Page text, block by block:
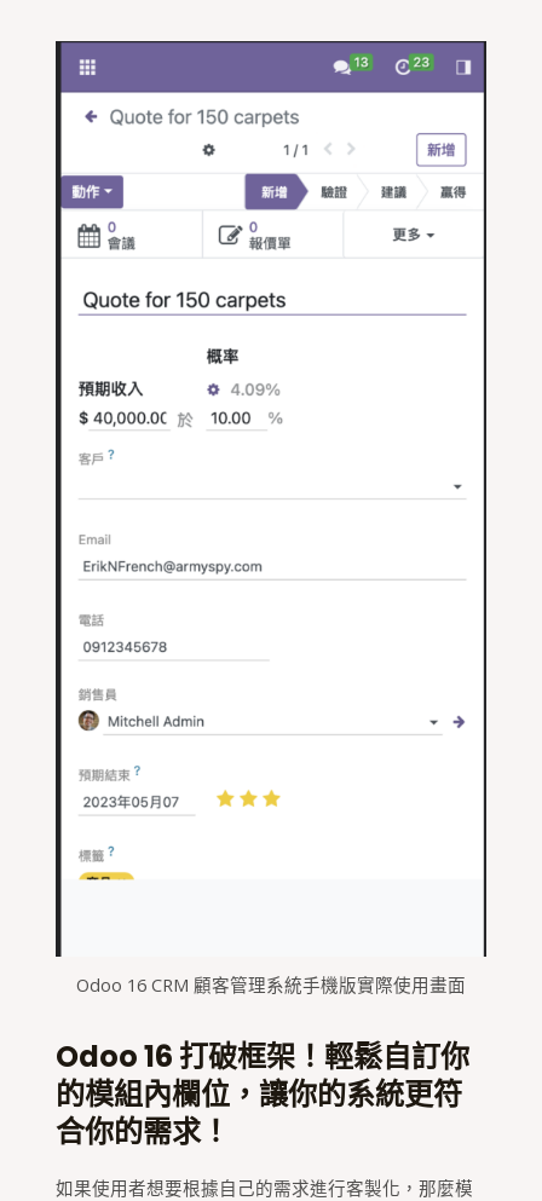
Odoo 16 CRM 顧客管理系統手機版實際使用畫面
Odoo 16 打破框架！輕鬆自訂你
的模組內欄位，讓你的系統更符
合你的需求！
如果使用者想要根據自己的需求進行客製化，那麼模